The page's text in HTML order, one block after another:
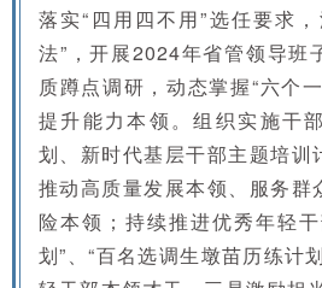
落实“四用四不用”选任要求
法”，开展2024年省管领导班
质蹲点调研，动态掌握“六个
提升能力本领。组织实施干
划、新时代基层干部主题培训
推动高质量发展本领、服务群
险本领；持续推进优秀年轻
划”、“百名选调生墩苗历练计